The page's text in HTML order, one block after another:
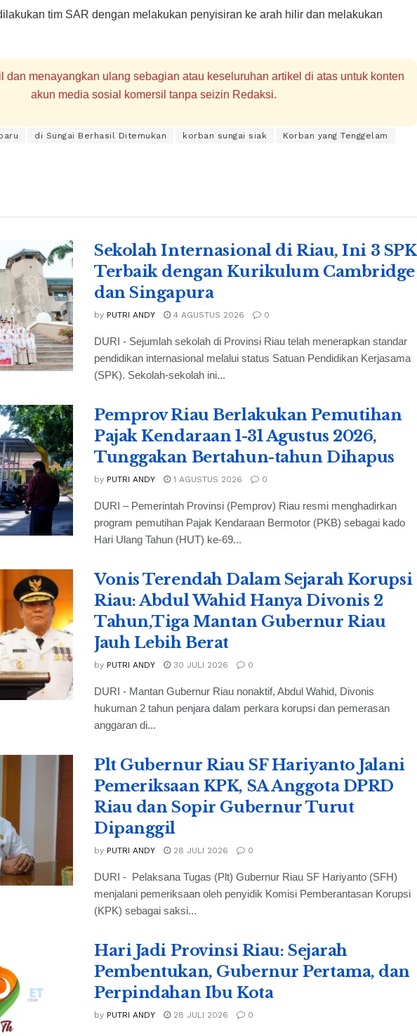
tim SAR dengan melakukan penyisiran ke arah hilir dan melakukan
dan menayangkan ulang sebagian atau keseluruhan artikel di atas untuk konten
akun media sosial komersil tanpa seizin Redaksi.
di Sungai Berhasil Ditemukan korban sungai siak Korban yang Tenggelam
Sekolah Internasional di Riau, Ini 3 SPK
Terbaik dengan Kurikulum Cambridge
dan Singapura
by PUTRI ANDY 4 AGUSTUS 2026 0
DURI - Sejumlah sekolah di Provinsi Riau telah menerapkan standar
pendidikan internasional melalui status Satuan Pendidikan Kerjasama
(SPK). Sekolah-sekolah ini...
Pemprov Riau Berlakukan Pemutihan
Pajak Kendaraan 1-31 Agustus 2026,
Tunggakan Bertahun-tahun Dihapus
by PUTRI ANDY 1 AGUSTUS 2026 0
DURI – Pemerintah Provinsi (Pemprov) Riau resmi menghadirkan
program pemutihan Pajak Kendaraan Bermotor (PKB) sebagai kado
Hari Ulang Tahun (HUT) ke-69...
Vonis Terendah Dalam Sejarah Korupsi
Riau: Abdul Wahid Hanya Divonis 2
Tahun,Tiga Mantan Gubernur Riau
Jauh Lebih Berat
by PUTRI ANDY 30 JULI 2026 0
DURI - Mantan Gubernur Riau nonaktif, Abdul Wahid, Divonis
hukuman 2 tahun penjara dalam perkara korupsi dan pemerasan
anggaran di...
Plt Gubernur Riau SF Hariyanto Jalani
Pemeriksaan KPK, SA Anggota DPRD
Riau dan Sopir Gubernur Turut
Dipanggil
by PUTRI ANDY 28 JULI 2026 0
DURI - Pelaksana Tugas (Plt) Gubernur Riau SF Hariyanto (SFH)
menjalani pemeriksaan oleh penyidik Komisi Pemberantasan Korupsi
(KPK) sebagai saksi...
Hari Jadi Provinsi Riau: Sejarah
Pembentukan, Gubernur Pertama, dan
Perpindahan Ibu Kota
by PUTRI ANDY 28 JULI 2026 0